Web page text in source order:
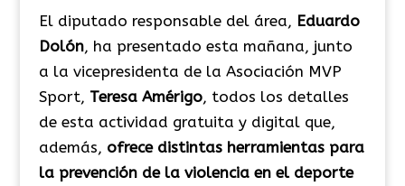
El diputado responsable del área, Eduardo
Dolón, ha presentado esta mañana, junto
a la vicepresidenta de la Asociación MVP
Sport, Teresa Amérigo, todos los detalles
de esta actividad gratuita y digital que,
además, ofrece distintas herramientas para
la prevención de la violencia en el deporte